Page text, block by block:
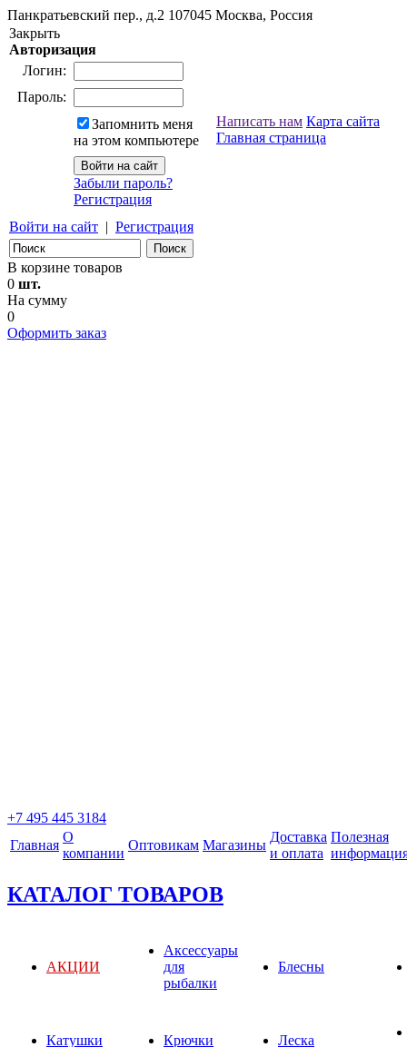
Панкратьевский пер., д.2 107045 Москва, Россия
Закрыть
Авторизация
Логин:
Пароль:
Запомнить меня
на этом компьютере
Забыли пароль?
Регистрация
Войти на сайт | Регистрация
Написать нам Карта сайта
Главная страница
В корзине товаров
0 шт.
На сумму
0
Оформить заказ
+7 495 445 3184
Главная
О
компании
Оптовикам Магазины
Доставка
и оплата
Полезная
КАТАЛОГ ТОВАРОВ
АКЦИИ
Аксессуары
для
рыбалки
Блесны
Катушки Крючки Леска